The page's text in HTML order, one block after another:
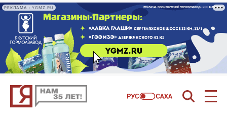
РЕКЛАМА • YGMZ.RU